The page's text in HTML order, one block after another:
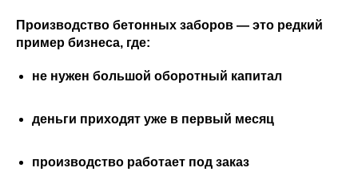
Производство бетонных заборов — это редкий
пример бизнеса, где:
не нужен большой оборотный капитал
деньги приходят уже в первый месяц
производство работает под заказ